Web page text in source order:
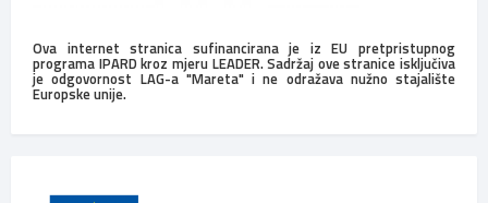
Ova internet stranica sufinancirana je iz EU pretpristupnog
programa IPARD kroz mjeru LEADER. Sadržaj ove stranice isključiva
je odgovornost LAG-a "Mareta" i ne odražava nužno stajalište
Europske unije.